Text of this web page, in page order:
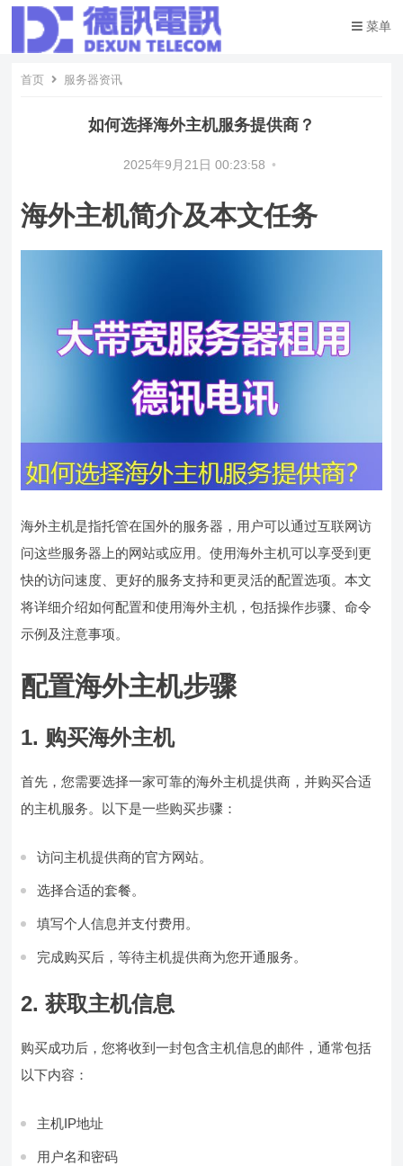
菜单
首页 服务器资讯
如何选择海外主机服务提供商？
2025年9月21日 00:23:58 •
海外主机简介及本文任务
海外主机是指托管在国外的服务器，用户可以通过互联网访
问这些服务器上的网站或应用。使用海外主机可以享受到更
快的访问速度、更好的服务支持和更灵活的配置选项。本文
将详细介绍如何配置和使用海外主机，包括操作步骤、命令
示例及注意事项。
配置海外主机步骤
1. 购买海外主机
首先，您需要选择一家可靠的海外主机提供商，并购买合适
的主机服务。以下是一些购买步骤：
访问主机提供商的官方网站。
选择合适的套餐。
填写个人信息并支付费用。
完成购买后，等待主机提供商为您开通服务。
2. 获取主机信息
购买成功后，您将收到一封包含主机信息的邮件，通常包括
以下内容：
主机IP地址
用户名和密码